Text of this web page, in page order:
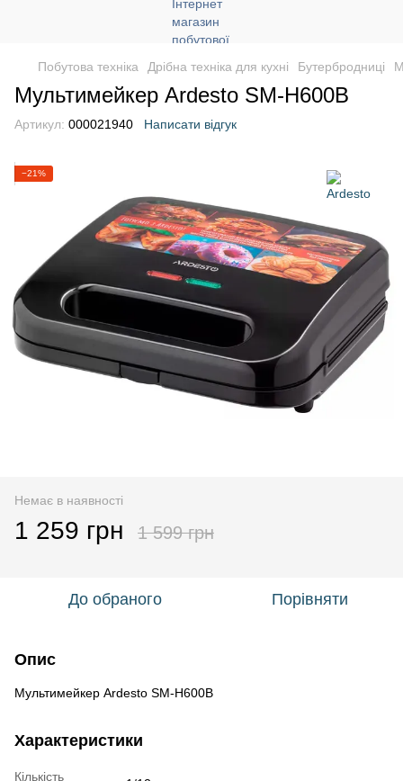
Побутова техніка Дрібна техніка для кухні Бутербродниці
Мультимейкер Ardesto SM-H600B
Артикул: 000021940 Написати відгук
−21%
Немає в наявності
1 259 грн 1 599 грн
До обраного Порівняти
Опис
Мультимейкер Ardesto SM-H600B
Характеристики
Кількість